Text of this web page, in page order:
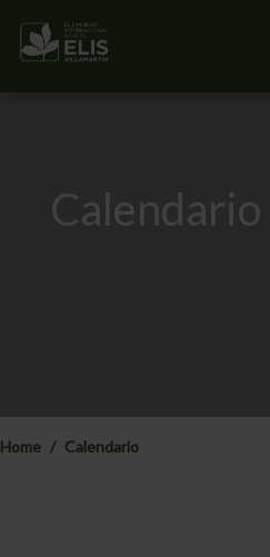
Calendario
Home Calendario